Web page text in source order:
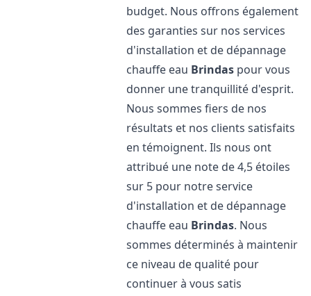
budget. Nous offrons également
des garanties sur nos services
d'installation et de dépannage
chauffe eau Brindas pour vous
donner une tranquillité d'esprit.
Nous sommes fiers de nos
résultats et nos clients satisfaits
en témoignent. Ils nous ont
attribué une note de 4,5 étoiles
sur 5 pour notre service
d'installation et de dépannage
chauffe eau Brindas. Nous
sommes déterminés à maintenir
ce niveau de qualité pour
continuer à vous satis